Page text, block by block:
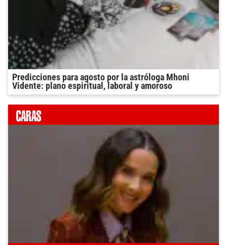
Predicciones para agosto por la astróloga Mhoni
Vidente: plano espiritual, laboral y amoroso